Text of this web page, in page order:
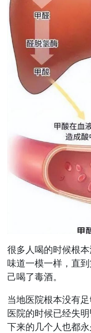
很多人喝的时候根
味道一模一样，直
己喝了毒酒。
当地医院根本没有
医院的时候已经失
下来的几个人也都